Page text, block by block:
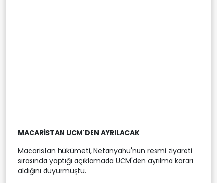
MACARİSTAN UCM'DEN AYRILACAK
Macaristan hükümeti, Netanyahu'nun resmi ziyareti
sırasında yaptığı açıklamada UCM'den ayrılma kararı
aldığını duyurmuştu.